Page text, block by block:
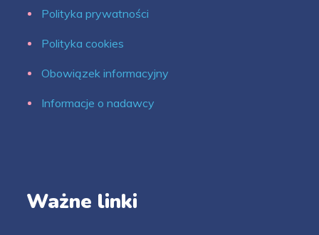
Polityka prywatności
Polityka cookies
Obowiązek informacyjny
Informacje o nadawcy
Ważne linki